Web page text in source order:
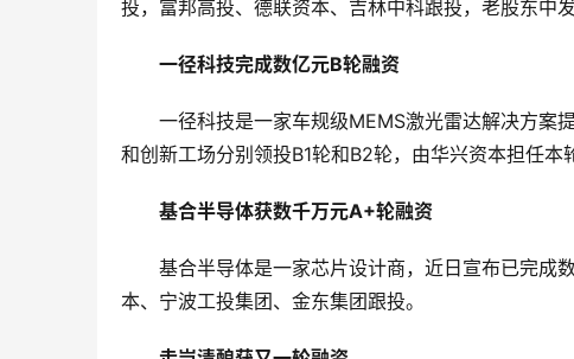
投，富邦高投、德联资本、吉林中科跟投，老股东中
一径科技完成数亿元B轮融资
一径科技是一家车规级MEMS激光雷达解决方案
和创新工场分别领投B1轮和B2轮，由华兴资本担任本
基合半导体获数千万元A+轮融资
基合半导体是一家芯片设计商，近日宣布已完成
本、宁波工投集团、金东集团跟投。